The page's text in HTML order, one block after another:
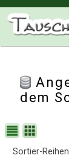
dem
Sortier-